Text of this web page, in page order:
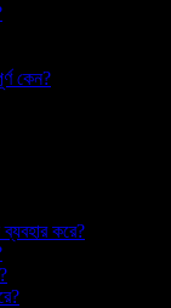
কেন?
করে?